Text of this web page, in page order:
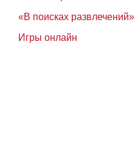
«В поисках развлечений»
Игры онлайн